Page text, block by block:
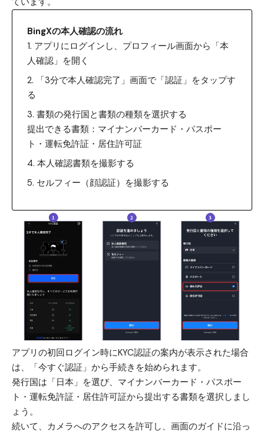
BingXの本人確認の流れ
アプリにログインし、プロフィール画面から「本
人確認」を開く
「3分で本人確認完了」画面で「認証」をタップす
る
書類の発行国と書類の種類を選択する
提出できる書類：マイナンバーカード・パスポー
ト・運転免許証・居住許可証
本人確認書類を撮影する
セルフィー（顔認証）を撮影する
アプリの初回ログイン時にKYC認証の案内が表示された場合
は、「今すぐ認証」から手続きを始められます。
発行国は「日本」を選び、マイナンバーカード・パスポー
ト・運転免許証・居住許可証から提出する書類を選択しまし
ょう。
続いて、カメラへのアクセスを許可し、画面のガイドに沿っ